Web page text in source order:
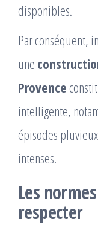
disponibles.
Par conséquent,
une
Provence
intelligente,
épisodes
intenses.
Les
respecter